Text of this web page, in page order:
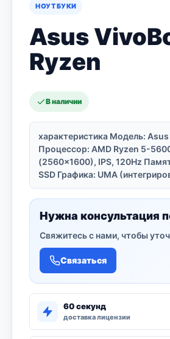
НОУТБУКИ
Asus
Ryzen
В наличии
характеристика Модель:
Процессор: AMD Ryzen 5-
(2560×1600), IPS, 120Hz
SSD Графика: UMA
Нужна консультация
Свяжитесь с нами, чтобы
Связаться
60 секунд
доставка лицензии